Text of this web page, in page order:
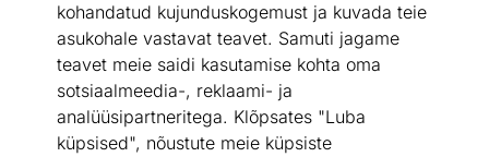
kohandatud kujunduskogemust ja kuvada teie
asukohale vastavat teavet. Samuti jagame
teavet meie saidi kasutamise kohta oma
sotsiaalmeedia-, reklaami- ja
analüüsipartneritega. Klõpsates "Luba
küpsised", nõustute meie küpsiste